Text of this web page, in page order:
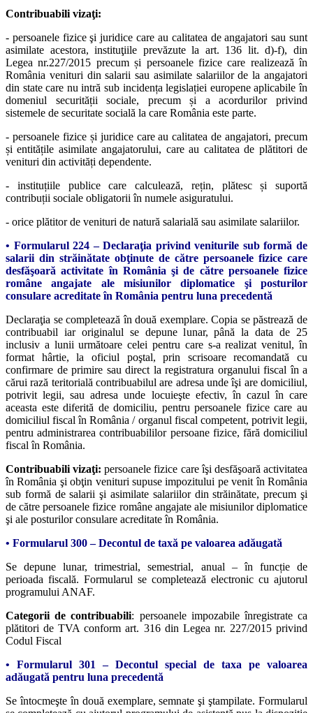
Contribuabili vizaţi:
- persoanele fizice şi juridice care au calitatea de angajatori sau sunt
asimilate acestora, instituţiile prevăzute la art. 136 lit. d)-f), din
Legea nr.227/2015 precum și persoanele fizice care realizează în
România venituri din salarii sau asimilate salariilor de la angajatori
din state care nu intră sub incidența legislației europene aplicabile în
domeniul securității sociale, precum și a acordurilor privind
sistemele de securitate socială la care România este parte.
- persoanele fizice și juridice care au calitatea de angajatori, precum
și entitățile asimilate angajatorului, care au calitatea de plătitori de
venituri din activități dependente.
- instituțiile publice care calculează, rețin, plătesc și suportă
contribuții sociale obligatorii în numele asiguratului.
- orice plătitor de venituri de natură salarială sau asimilate salariilor.
• Formularul 224 – Declaraţia privind veniturile sub formă de
salarii din străinătate obţinute de către persoanele fizice care
desfăşoară activitate în România şi de către persoanele fizice
române angajate ale misiunilor diplomatice şi posturilor
consulare acreditate în România pentru luna precedentă
Declaraţia se completează în două exemplare. Copia se păstrează de
contribuabil iar originalul se depune lunar, până la data de 25
inclusiv a lunii următoare celei pentru care s-a realizat venitul, în
format hârtie, la oficiul poştal, prin scrisoare recomandată cu
confirmare de primire sau direct la registratura organului fiscal în a
cărui rază teritorială contribuabilul are adresa unde îşi are domiciliul,
potrivit legii, sau adresa unde locuieşte efectiv, în cazul în care
aceasta este diferită de domiciliu, pentru persoanele fizice care au
domiciliul fiscal în România / organul fiscal competent, potrivit legii,
pentru administrarea contribuabililor persoane fizice, fără domiciliul
fiscal în România.
Contribuabili vizaţi: persoanele fizice care îşi desfăşoară activitatea
în România şi obţin venituri supuse impozitului pe venit în România
sub formă de salarii şi asimilate salariilor din străinătate, precum şi
de către persoanele fizice române angajate ale misiunilor diplomatice
şi ale posturilor consulare acreditate în România.
• Formularul 300 – Decontul de taxă pe valoarea adăugată
Se depune lunar, trimestrial, semestrial, anual – în funcție de
perioada fiscală. Formularul se completează electronic cu ajutorul
programului ANAF.
Categorii de contribuabili: persoanele impozabile înregistrate ca
plătitori de TVA conform art. 316 din Legea nr. 227/2015 privind
Codul Fiscal
• Formularul 301 – Decontul special de taxa pe valoarea
adăugată pentru luna precedentă
Se întocmeşte în două exemplare, semnate şi ştampilate. Formularul